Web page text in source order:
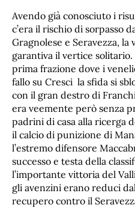
Avendo già conosciuto i
c’era il rischio di sorpasso
Gragnolese e Seravezza,
garantiva il vertice
prima frazione dove i
fallo su Cresci la sfida si
con il gran destro di
era veemente però senza
padrini di casa alla ricerga
il calcio di punizione di
l’estremo difensore
successo e testa della
l’importante vittoria del
gli avenzini erano reduci
recupero contro il